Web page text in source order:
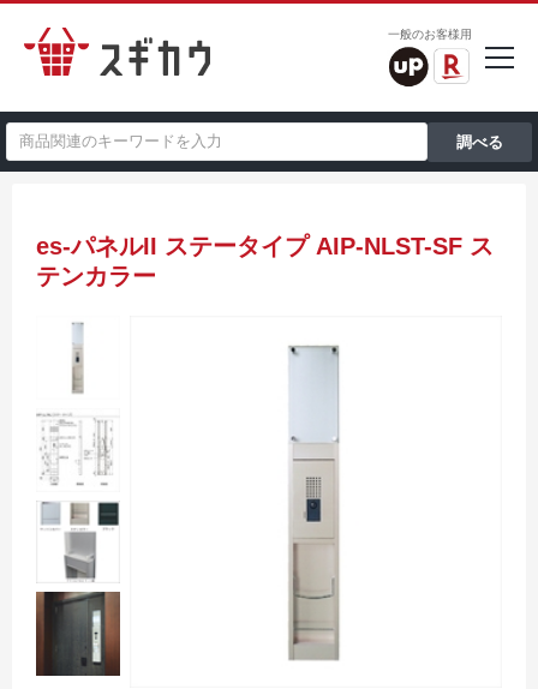
一般のお客様用
es-パネルII ステータイプ AIP-NLST-SF ス
テンカラー